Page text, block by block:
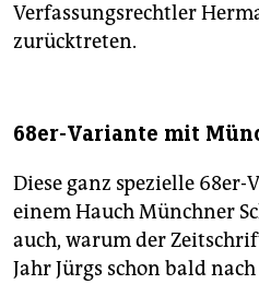
Verfassungsrechtler
zurücktreten.
68er-Variante mit
Diese ganz spezielle
einem Hauch Münchner
auch, warum der
Jahr Jürgs schon bald